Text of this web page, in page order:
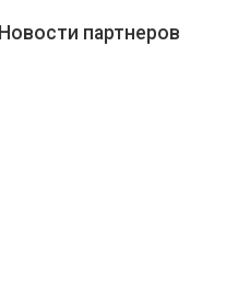
Новости партнеров